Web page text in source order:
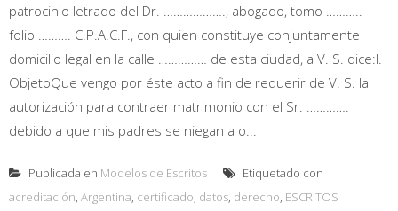
patrocinio letrado del Dr. ………………., abogado, tomo ………..
folio ………. C.P.A.C.F., con quien constituye conjuntamente
domicilio legal en la calle …………… de esta ciudad, a V. S. dice:I.
ObjetoQue vengo por éste acto a fin de requerir de V. S. la
autorización para contraer matrimonio con el Sr. ………….
debido a que mis padres se niegan a o...
Publicada en Modelos de Escritos
Etiquetado con
acreditación, Argentina, certificado, datos, derecho, ESCRITOS